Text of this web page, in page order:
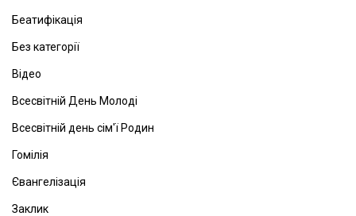
Беатифікація
Без категорії
Відео
Всесвітній День Молоді
Всесвітній день сім'ї Родин
Гомілія
Євангелізація
Заклик